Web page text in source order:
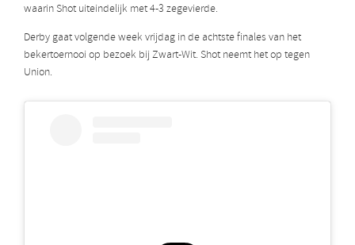
waarin Shot uiteindelijk met 4-3 zegevierde.
Derby gaat volgende week vrijdag in de achtste finales van het
bekertoernooi op bezoek bij Zwart-Wit. Shot neemt het op tegen
Union.